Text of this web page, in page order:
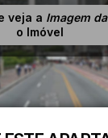
veja a Imagem
o Imóvel